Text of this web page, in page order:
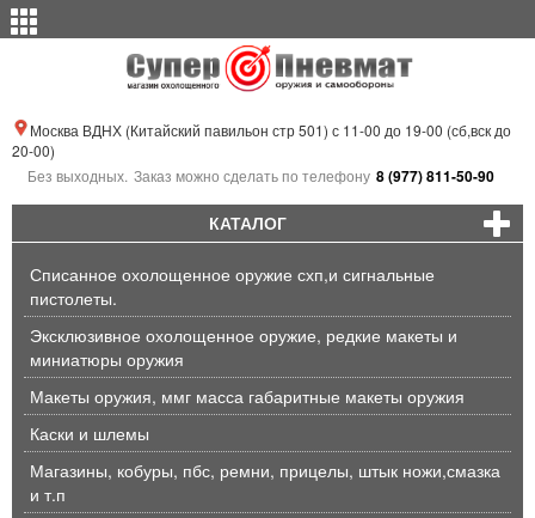
Москва ВДНХ (Китайский павильон стр 501) с 11-00 до 19-00 (сб,вск до
20-00)
Без выходных. Заказ можно сделать по телефону 8 (977) 811-50-90
КАТАЛОГ
Списанное охолощенное оружие схп,и сигнальные
пистолеты.
Эксклюзивное охолощенное оружие, редкие макеты и
миниатюры оружия
Макеты оружия, ммг масса габаритные макеты оружия
Каски и шлемы
Магазины, кобуры, пбс, ремни, прицелы, штык ножи,смазка
и т.п